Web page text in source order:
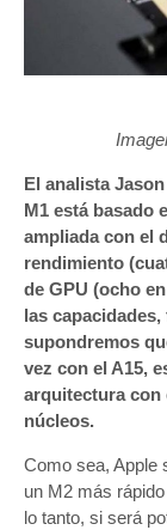
El analista
M1 está basado
ampliada con el
rendimiento
de GPU (ocho
las
supondremos
vez con el A15,
arquitectura con
núcleos.
Como sea, Apple
un M2 más
lo tanto, si será